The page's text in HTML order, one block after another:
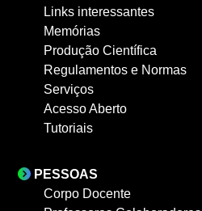
Links interessantes
Memórias
Produção Científica
Regulamentos e Normas
Serviços
Acesso Aberto
Tutoriais
PESSOAS
Corpo Docente